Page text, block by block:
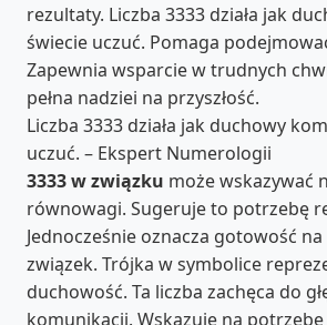
rezultaty. Liczba 3333 działa jak
świecie uczuć. Pomaga
Zapewnia wsparcie w trudnych
pełna nadziei na przyszłość.
Liczba 3333 działa jak duchowy
uczuć. – Ekspert Numerologii
3333 w związku może wskazywać
równowagi. Sugeruje to potrzebę
Jednocześnie oznacza gotowość
związek. Trójka w symbolice
duchowość. Ta liczba zachęca do
komunikacji. Wskazuje na